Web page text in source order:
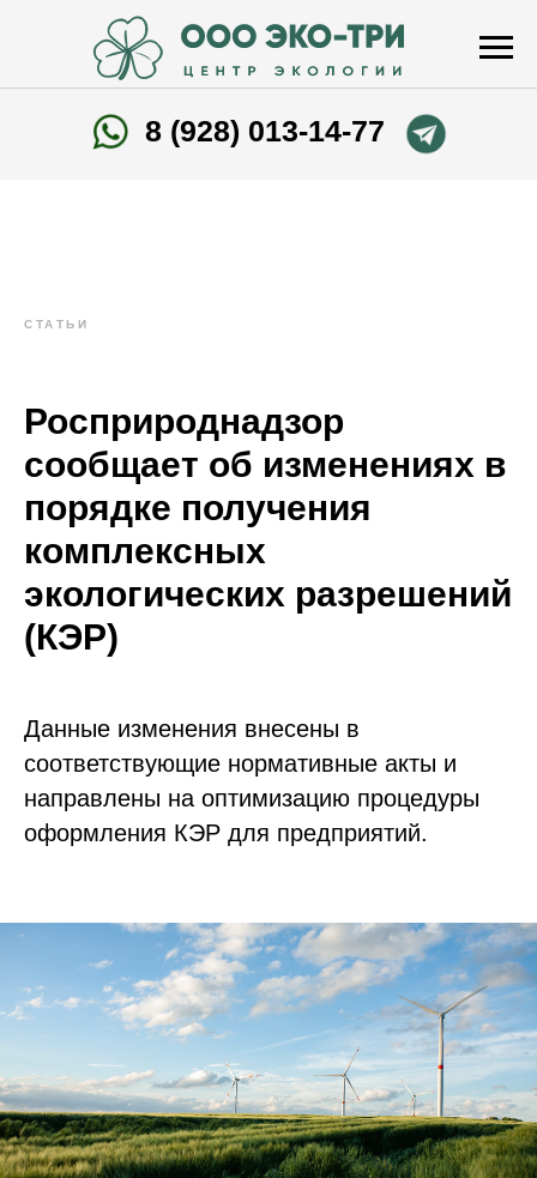
8 (928) 013-14-77
СТАТЬИ
Росприроднадзор
сообщает об изменениях в
порядке получения
комплексных
экологических разрешений
(КЭР)
Данные изменения внесены в
соответствующие нормативные акты и
направлены на оптимизацию процедуры
оформления КЭР для предприятий.